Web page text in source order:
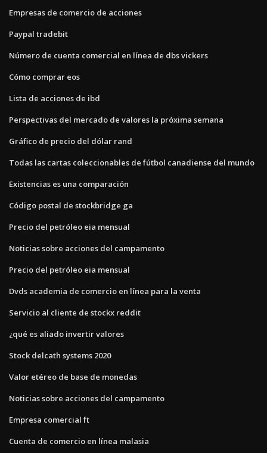
Empresas de comercio de acciones
Paypal tradebit
Número de cuenta comercial en línea de dbs vickers
Cómo comprar eos
Lista de acciones de ibd
Perspectivas del mercado de valores la próxima semana
Gráfico de precio del dólar rand
Todas las cartas coleccionables de fútbol canadiense del mundo
Existencias es una comparación
Código postal de stockbridge ga
Precio del petróleo eia mensual
Noticias sobre acciones del campamento
Precio del petróleo eia mensual
Dvds academia de comercio en línea para la venta
Servicio al cliente de stockx reddit
¿qué es aliado invertir valores
Stock delcath systems 2020
Valor etéreo de base de monedas
Noticias sobre acciones del campamento
Empresa comercial ft
Cuenta de comercio en línea malasia